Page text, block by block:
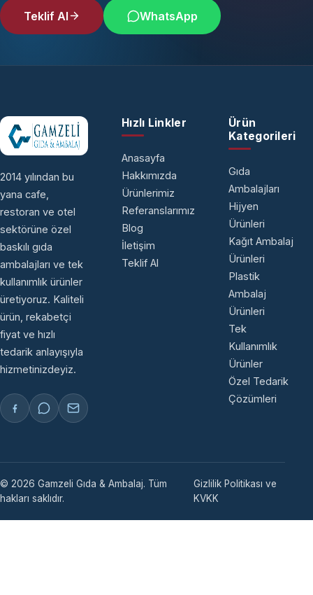
Teklif Al WhatsApp
2014 yılından bu
yana cafe,
restoran ve otel
sektörüne özel
baskılı gıda
ambalajları ve tek
kullanımlık ürünler
üretiyoruz. Kaliteli
ürün, rekabetçi
fiyat ve hızlı
tedarik anlayışıyla
hizmetinizdeyiz.
Hızlı Linkler
Anasayfa
Hakkımızda
Ürünlerimiz
Referanslarımız
Blog
İletişim
Teklif Al
Ürün
Kategorileri
Gıda
Ambalajları
Hijyen
Ürünleri
Kağıt Ambalaj
Ürünleri
Plastik
Ambalaj
Ürünleri
Tek
Kullanımlık
Ürünler
Özel Tedarik
Çözümleri
© 2026 Gamzeli Gıda & Ambalaj. Tüm
hakları saklıdır.
Gizlilik Politikası ve
KVKK